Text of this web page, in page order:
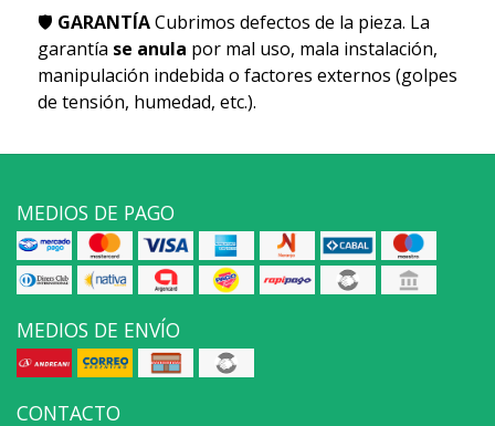
🛡 GARANTÍACubrimos defectos de la pieza. La
garantía se anula por mal uso, mala instalación,
manipulación indebida o factores externos (golpes
de tensión, humedad, etc.).
MEDIOS DE PAGO
MEDIOS DE ENVÍO
CONTACTO